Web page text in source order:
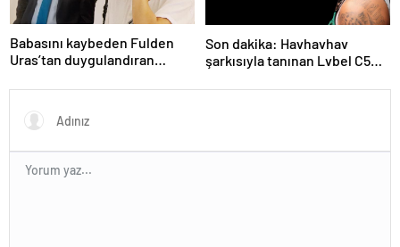
Babasını kaybeden Fulden
Uras’tan duygulandıran
Son dakika: Havhavhav
şarkısıyla tanınan Lvbel C5